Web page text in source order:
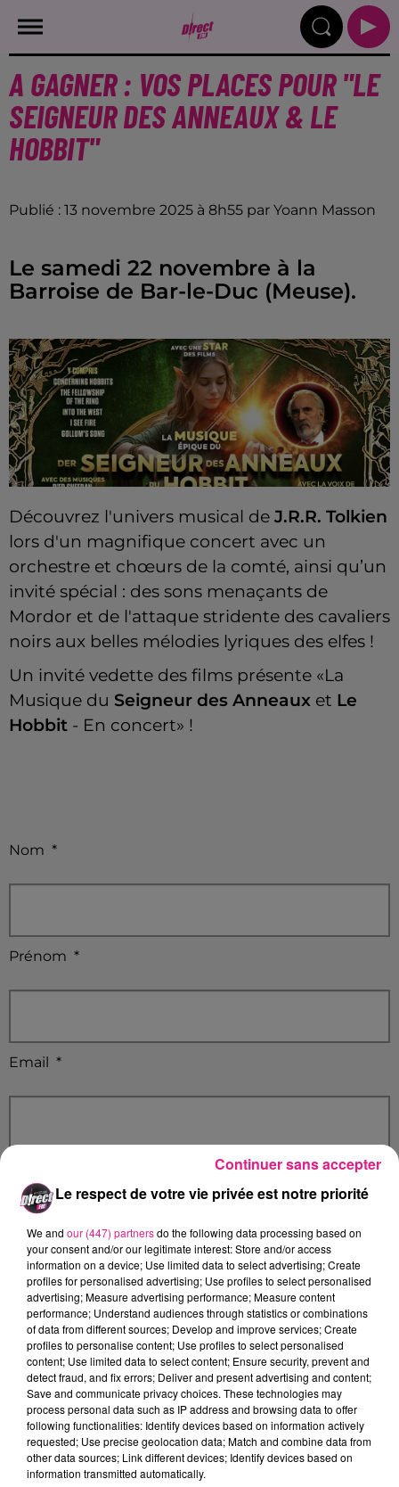
A GAGNER : VOS PLACES POUR "LE
SEIGNEUR DES ANNEAUX & LE
HOBBIT"
Publié : 13 novembre 2025 à 8h55 par Yoann Masson
Le samedi 22 novembre à la
Barroise de Bar-le-Duc (Meuse).
Découvrez l'univers musical de J.R.R. Tolkien
lors d'un magnifique concert avec un
orchestre et chœurs de la comté, ainsi qu’un
invité spécial : des sons menaçants de
Mordor et de l'attaque stridente des cavaliers
noirs aux belles mélodies lyriques des elfes !
Un invité vedette des films présente «La
Musique du Seigneur des Anneaux et Le
Hobbit - En concert» !
Nom *
Prénom *
Email *
Adresse
Téléphone*
Souhaitez-vous recevoir notre actualité ainsi que
Le respect de votre vie privée est notre priorité
We and our (447) partnersdo the following data processing based on
your consent and/or our legitimate interest: Store and/or access
information on a device; Use limited data to select advertising; Create
profiles for personalised advertising; Use profiles to select personalised
advertising; Measure advertising performance; Measure content
performance; Understand audiences through statistics or combinations
of data from different sources; Develop and improve services; Create
profiles to personalise content; Use profiles to select personalised
content; Use limited data to select content; Ensure security, prevent and
detect fraud, and fix errors; Deliver and present advertising and content;
Save and communicate privacy choices. These technologies may
process personal data such as IP address and browsing data to offer
following functionalities: Identify devices based on information actively
requested; Use precise geolocation data; Match and combine data from
other data sources; Link different devices; Identify devices based on
information transmitted automatically.
Continuer sans accepter